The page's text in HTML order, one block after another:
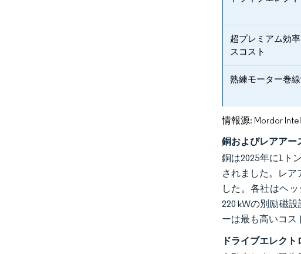
超プレミアム効
スコスト
熟練モーター巻
情報源: Mordor
銅およびレアアー
銅は2025年に1ト
されました。レ
した。各社はヘ
220 kWの別励磁
ーは最も高いコス
ドライブエレク